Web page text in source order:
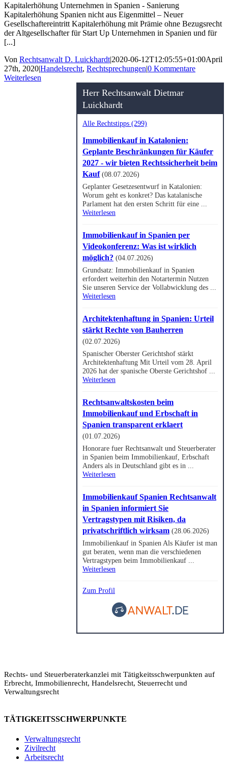
Kapitalerhöhung Unternehmen in Spanien - Sanierung
Kapitalerhöhung Spanien nicht aus Eigenmittel – Neuer
Gesellschaftereintritt Kapitalerhöhung mit Prämie ohne Bezugsrecht
der Altgesellschafter für Start Up Unternehmen in Spanien und für
[...]
Von Rechtsanwalt D. Luickhardt|2020-06-12T12:05:55+01:00April
27th, 2020|Handelsrecht, Rechtsprechungen|0 Kommentare
Weiterlesen
Herr Rechtsanwalt Dietmar
Luickhardt
Alle Rechtstipps (299)
Immobilienkauf in Katalonien:
Geplante Beschränkungen für Käufer
2027 - wir bieten Rechtssicherheit beim
Kauf (08.07.2026)
Geplanter Gesetzesentwurf in Katalonien:
Worum geht es konkret? Das katalanische
Parlament hat den ersten Schritt für eine ...
Weiterlesen
Immobilienkauf in Spanien per
Videokonferenz: Was ist wirklich
möglich? (04.07.2026)
Grundsatz: Immobilienkauf in Spanien
erfordert weiterhin den Notartermin Nutzen
Sie unseren Service der Vollabwicklung des ...
Weiterlesen
Architektenhaftung in Spanien: Urteil
stärkt Rechte von Bauherren
(02.07.2026)
Spanischer Oberster Gerichtshof stärkt
Architektenhaftung Mit Urteil vom 28. April
2026 hat der spanische Oberste Gerichtshof ...
Weiterlesen
Rechtsanwaltskosten beim
Immobilienkauf und Erbschaft in
Spanien transparent erklaert
(01.07.2026)
Honorare fuer Rechtsanwalt und Steuerberater
in Spanien beim Immobilienkauf, Erbschaft
Anders als in Deutschland gibt es in ...
Weiterlesen
Immobilienkauf Spanien Rechtsanwalt
in Spanien informiert Sie
Vertragstypen mit Risiken, da
privatschriftlich wirksam (28.06.2026)
Immobilienkauf in Spanien Als Käufer ist man
gut beraten, wenn man die verschiedenen
Vertragstypen beim Immobilienkauf ...
Weiterlesen
Zum Profil
Rechts- und Steuerberaterkanzlei mit Tätigkeitsschwerpunkten auf
Erbrecht, Immobilienrecht, Handelsrecht, Steuerrecht und
Verwaltungsrecht
TÄTIGKEITSSCHWERPUNKTE
Verwaltungsrecht
Zivilrecht
ArbeitsrechtLegalium | Recht und Steuern Spanien